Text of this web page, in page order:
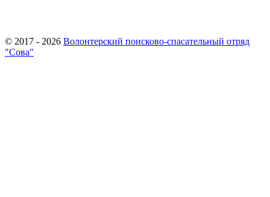
© 2017 - 2026 Волонтерский поисково-спасательный отряд
"Сова"